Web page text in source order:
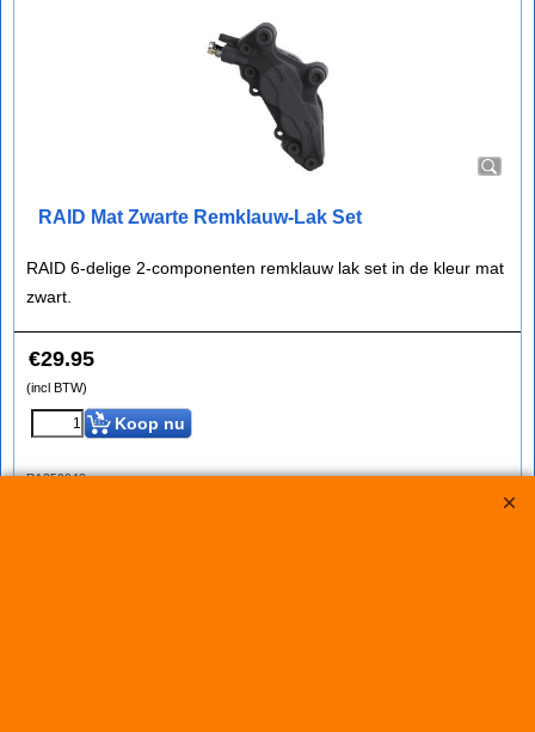
RAID Mat Zwarte Remklauw-Lak Set
RAID 6-delige 2-componenten remklauw lak set in de kleur mat
zwart.
€29.95
(incl BTW)
Koop nu
RA350043